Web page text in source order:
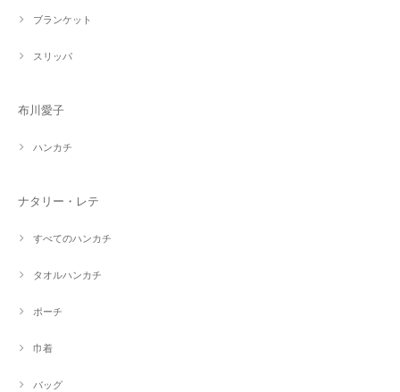
ブランケット
スリッパ
布川愛子
ハンカチ
ナタリー・レテ
すべてのハンカチ
タオルハンカチ
ポーチ
巾着
バッグ